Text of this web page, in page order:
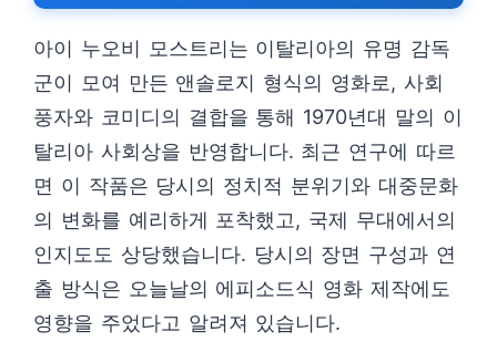
아이 누오비 모스트리는 이탈리아의 유명 감독
군이 모여 만든 앤솔로지 형식의 영화로, 사회
풍자와 코미디의 결합을 통해 1970년대 말의 이
탈리아 사회상을 반영합니다. 최근 연구에 따르
면 이 작품은 당시의 정치적 분위기와 대중문화
의 변화를 예리하게 포착했고, 국제 무대에서의
인지도도 상당했습니다. 당시의 장면 구성과 연
출 방식은 오늘날의 에피소드식 영화 제작에도
영향을 주었다고 알려져 있습니다.